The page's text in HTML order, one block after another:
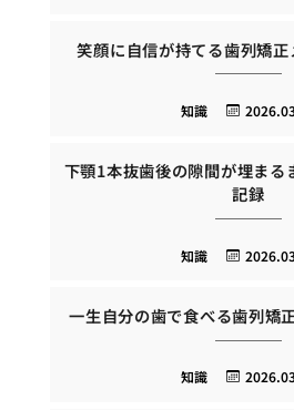
笑顔に自信が持てる歯列矯
知識
下顎1本抜歯後の隙間が埋まる
記録
知識
一生自分の歯で食べる歯列矯
知識